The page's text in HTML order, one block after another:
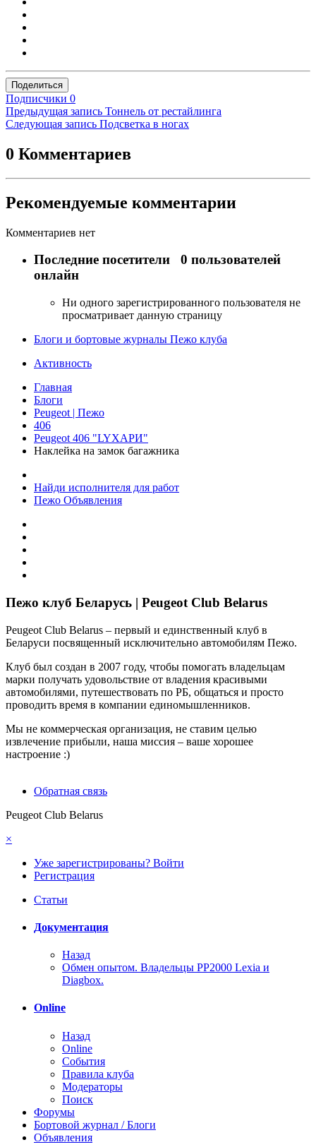
Поделиться
Подписчики 0
Предыдущая запись Тоннель от рестайлинга
Следующая запись Подсветка в ногах
0 Комментариев
Рекомендуемые комментарии
Комментариев нет
Последние посетители 0 пользователей
онлайн
Ни одного зарегистрированного пользователя не
просматривает данную страницу
Блоги и бортовые журналы Пежо клуба
Активность
Главная
Блоги
Peugeot | Пежо
406
Peugeot 406 "LYХАРИ"
Наклейка на замок багажника
Найди исполнителя для работ
Пежо Объявления
Пежо клуб Беларусь | Peugeot Club Belarus
Peugeot Club Belarus – первый и единственный клуб в
Беларуси посвященный исключительно автомобилям Пежо.
Клуб был создан в 2007 году, чтобы помогать владельцам
марки получать удовольствие от владения красивыми
автомобилями, путешествовать по РБ, общаться и просто
проводить время в компании единомышленников.
Мы не коммерческая организация, не ставим целью
извлечение прибыли, наша миссия – ваше хорошее
настроение :)
Обратная связь
Peugeot Club Belarus
×
Уже зарегистрированы? Войти
Регистрация
Статьи
Документация
Назад
Обмен опытом. Владельцы PP2000 Lexia и
Diagbox.
Online
Назад
Online
События
Правила клуба
Модераторы
Поиск
Форумы
Бортовой журнал / Блоги
Объявления